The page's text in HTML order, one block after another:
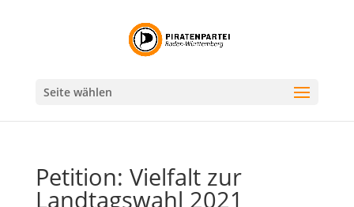
Seite wählen
Petition: Vielfalt zur
Landtagswahl 2021